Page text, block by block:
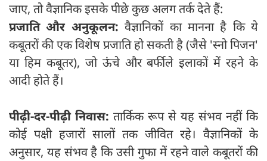
जाए, तो वैज्ञानिक इसके पीछे कुछ अलग तर्क देते हैं:
प्रजाति और अनुकूलन:वैज्ञानिकों का मानना है कि ये
कबूतरों की एक विशेष प्रजाति हो सकती है (जैसे 'स्नो पिजन'
या हिम कबूतर), जो ऊंचे और बर्फीले इलाकों में रहने के
आदी होते हैं।
पीढ़ी-दर-पीढ़ी निवास: तार्किक रूप से यह संभव नहीं कि
कोई पक्षी हजारों सालों तक जीवित रहे। वैज्ञानिकों के
अनुसार, यह संभव है कि उसी गुफा में रहने वाले कबूतरों की